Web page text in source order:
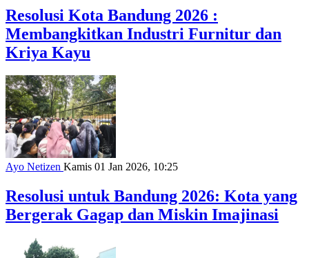
Resolusi Kota Bandung 2026 :
Membangkitkan Industri Furnitur dan
Kriya Kayu
Ayo Netizen Kamis 01 Jan 2026, 10:25
Resolusi untuk Bandung 2026: Kota yang
Bergerak Gagap dan Miskin Imajinasi